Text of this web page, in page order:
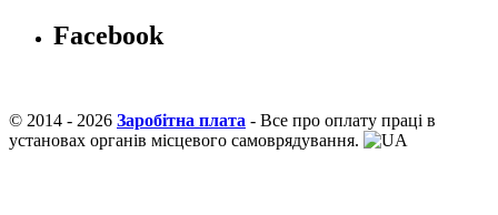
Facebook
© 2014 - 2026 Заробітна плата - Все про оплату праці в
установах органів місцевого самоврядування.